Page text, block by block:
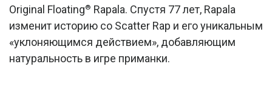
Original Floating® Rapala. Спустя 77 лет, Rapala
изменит историю со Scatter Rap и его уникальным
«уклоняющимся действием», добавляющим
натуральность в игре приманки.